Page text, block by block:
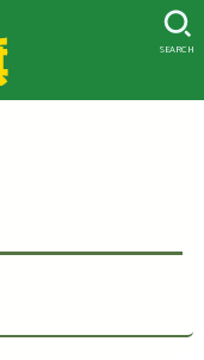
SEARCH